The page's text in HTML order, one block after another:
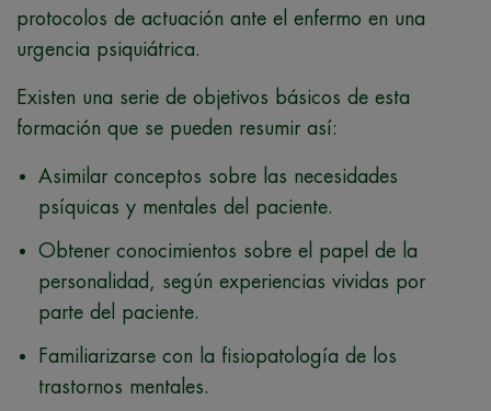
protocolos de actuación ante el enfermo en una
urgencia psiquiátrica.
Existen una serie de objetivos básicos de esta
formación que se pueden resumir así:
Asimilar conceptos sobre las necesidades
psíquicas y mentales del paciente.
Obtener conocimientos sobre el papel de la
personalidad, según experiencias vividas por
parte del paciente.
Familiarizarse con la fisiopatología de los
trastornos mentales.